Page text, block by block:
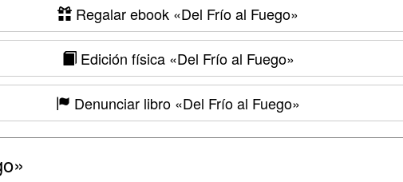
Regalar ebook «Del Frío al Fuego»
Edición física«Del Frío al Fuego»
Denunciar libro «Del Frío al Fuego»